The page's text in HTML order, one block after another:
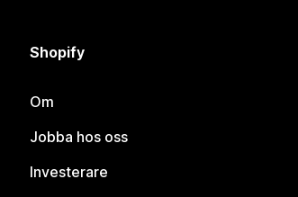
Shopify
Om
Jobba hos oss
Investerare